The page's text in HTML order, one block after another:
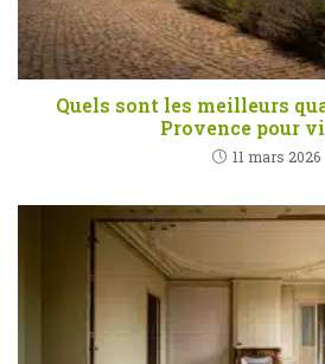
Quels sont les meilleurs
Provence pour
11 mars 2026